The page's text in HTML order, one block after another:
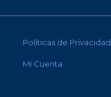
Políticas de Privacidad
Mi Cuenta